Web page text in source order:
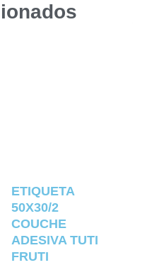
ETIQUETA
50X30/2
COUCHE
ADESIVA TUTI
FRUTI